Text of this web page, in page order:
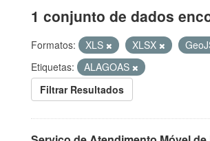
1 conjunto de dados
Formatos: XLS XLSX
Etiquetas:
ALAGOAS
Filtrar Resultados